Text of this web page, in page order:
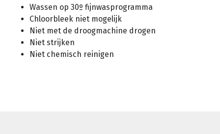
Wassen op 30º fijnwasprogramma
Chloorbleek niet mogelijk
Niet met de droogmachine drogen
Niet strijken
Niet chemisch reinigen